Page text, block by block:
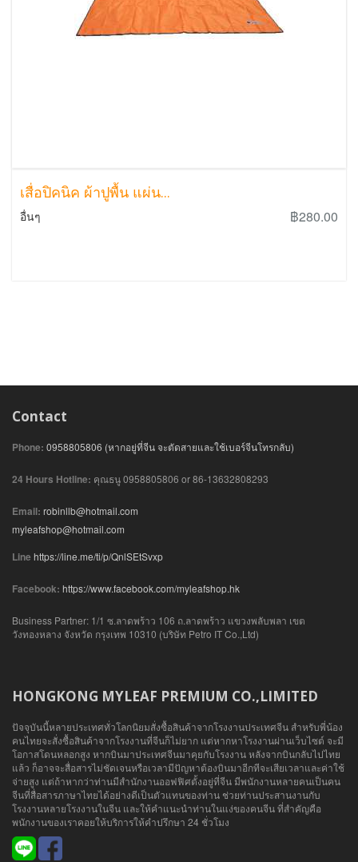
เสื่อปิคนิค ผ้าปูพื้น แผ่น...
อื่นๆ ฿280.00
Contact
Phone: 0958805806 (หากอยู่ที่จีน จะตัดสายและใช้เบอร์จีนโทรกลับ)
24 Hours Hotline: คุณธนู 0958805806 or 86-13632808293
Email: robinllb@hotmail.com
myleafshop@hotmail.com
Line https://line.me/ti/p/QnlSEtSvxp
Facebook: https://www.facebook.com/myleafshop.hk
Business Partner: 1/1 ซ.ลาดพร้าว 106 ถ.ลาดพร้าว แขวงพลับพลา เขต
วังทองหลาง จังหวัด กรุงเทพ 10310 (บริษัท Petro IT Co.,Ltd)
HONGKONG MYLEAF PREMIUM CO.,LIMITED
ปัจจุบันนี้หลายประเทศทั่วโลกนิยมสั่งซื้อสินค้าจากโรงงานประเทศจีน สำหรับพี่น้อง
คนไทยจะสั่งซื้อสินค้าจากโรงงานที่จีนก็ไม่ยาก แต่หากหาโรงงานผ่านเว็บไซต์ จะมี
โอกาสโดนหลอกสูง หากบินมาประเทศจีนมาคุยกับโรงงาน หลังจากบินกลับไปไทย
แล้ว ก็อาจจะสื่อสารไม่ชัดเจนหรือเวลามีปัญหาต้องบินมาอีกทีจะเสียเวลาและค่าใช้
จ่ายสูง แต่ถ้าหากว่าท่านมีสำนักงานออฟฟิศตั้งอยู่ที่จีน มีพนักงานหลายคนเป็นคน
จีนที่สื่อสารภาษาไทยได้อย่างดีเป็นตัวแทนของท่าน ช่วยท่านประสานงานกับ
โรงงานหลายโรงงานในจีน และให้คำแนะนำท่านในแง่ของคนจีน ที่สำคัญคือ
พนักงานของเราคอยให้บริการให้คำปรึกษา 24 ชั่วโมง